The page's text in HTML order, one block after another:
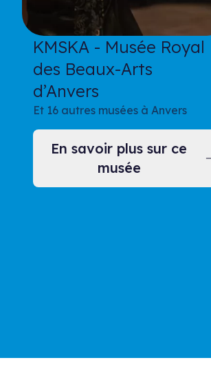
KMSKA - Musée Royal
des Beaux-Arts
d’Anvers
Et 16 autres musées à Anvers
En savoir plus sur ce
musée